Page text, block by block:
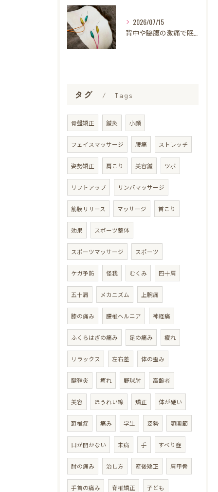
2026/07/15
タグ Tags
骨盤矯正 鍼灸 小顔
フェイスマッサージ 腰痛 ストレッチ
姿勢矯正 肩こり 美容鍼 ツボ
リフトアップ リンパマッサージ
筋膜リリース マッサージ 首こり
効果 スポーツ整体
スポーツマッサージ スポーツ
ケガ予防 怪我 むくみ 四十肩
五十肩 メカニズム 上腕痛
膝の痛み 腰椎ヘルニア 神経痛
ふくらはぎの痛み 足の痛み 疲れ
リラックス 左右差 体の歪み
腱鞘炎 痺れ 野球肘 高齢者
美容 ほうれい線 矯正 体が硬い
頚椎症 痛み 学生 姿勢 顎関節
口が開かない 未病 手 すべり症
肘の痛み 治し方 産後矯正 肩甲骨
手首の痛み 脊椎矯正 子ども